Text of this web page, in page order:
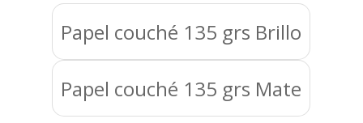
Papel couché 135 grs Brillo
Papel couché 135 grs Mate